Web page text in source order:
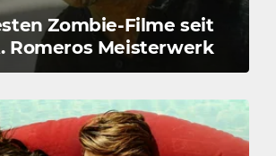
Zombie-Filme seit
Romeros Meisterwerk